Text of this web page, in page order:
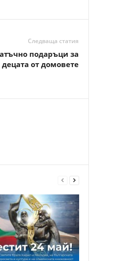
Следваща статия
подаръци за
децата от домовете